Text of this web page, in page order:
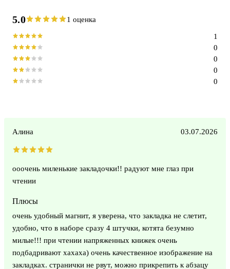
5.0 1 оценка
0
0
0
0
1
Алина 03.07.2026
ооочень миленькие закладочки!! радуют мне глаз при
чтении
Плюсы
очень удобный магнит, я уверена, что закладка не слетит,
удобно, что в наборе сразу 4 штучки, котята безумно
милые!!! при чтении напряженных книжек очень
подбадривают хахаха) очень качественное изображение на
закладках. странички не рвут, можно прикрепить к абзацу